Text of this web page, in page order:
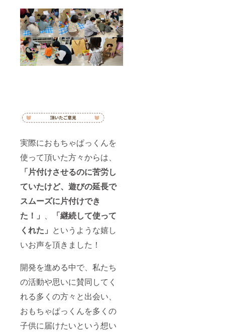
実際におもちゃぱっくんを
使って頂いた方々からは、
「片付けさせるのに苦労し
ていたけど、遊びの延長で
スムーズに片付けでき
た！」 、
「継続して使って
くれた」 というような嬉し
いお声を頂きました！
開発を進める中で、私たち
の活動や思いに賛同してく
れる多くの方々と出会い、
おもちゃぱっくんを多くの
子供に届けたいという想い